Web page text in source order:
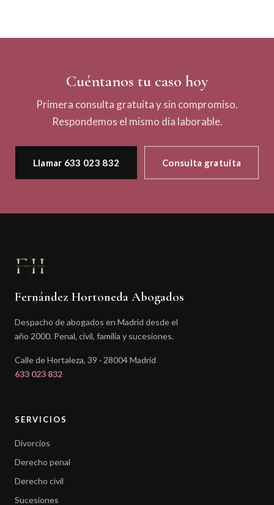
Cuéntanos tu caso hoy
Primera consulta gratuita y sin compromiso.
Respondemos el mismo día laborable.
Llamar 633 023 832 Consulta gratuita
Fernández Hortoneda Abogados
Despacho de abogados en Madrid desde el
año 2000. Penal, civil, familia y sucesiones.
Calle de Hortaleza, 39 · 28004 Madrid
633 023 832
SERVICIOS
Divorcios
Derecho penal
Derecho civil
Sucesiones